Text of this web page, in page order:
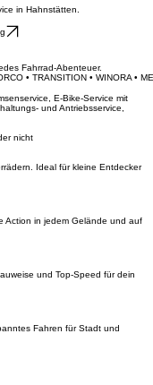
AmflowMeridaCenturion
in Hahnstätten.
Fahrrad-Abenteuer.
• TRANSITION • WINORA •
E-Bike-Service mit
und Antriebsservice,
nicht
Ideal für kleine Entdecker
Action in jedem Gelände und auf
und Top-Speed für dein
Fahren für Stadt und